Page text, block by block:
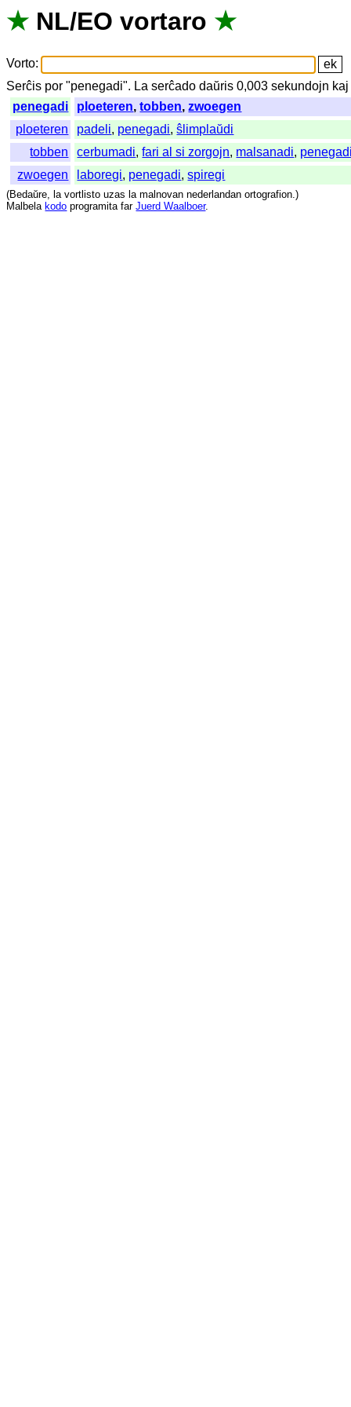
★ NL/EO vortaro ★
Vorto:
Serĉis por "penegadi". La serĉado daŭris 0,003sekundojn kaj
penegadi
ploeteren,tobben,zwoegen
ploeteren
padeli, penegadi,ŝlimplaŭdi
tobben
cerbumadi,fari al si zorgojn, malsanadi,
zwoegen
laboregi, penegadi,spiregi
(Bedaŭre, la vortlisto uzas la malnovan nederlandan ortografion.)
Malbela kodo programita far Juerd Waalboer.